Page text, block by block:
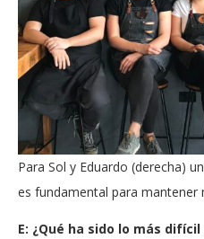
Para Sol y Eduardo (derecha)
es fundamental para mantener
E: ¿Qué ha sido lo más